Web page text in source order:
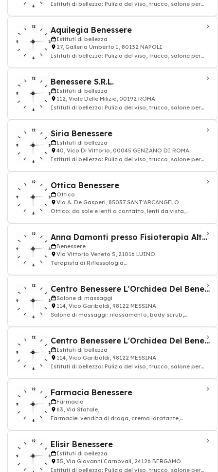
Istituti di bellezza: Pulizia del viso, trucco, salone per
Aquilegia Benessere
Istituti di bellezza
27, Galleria Umberto I, 80132 NAPOLI
Istituti di bellezza: Pulizia del viso, trucco, salone per
Benessere S.R.L.
Istituti di bellezza
112, Viale Delle Milizie, 00192 ROMA
Istituti di bellezza: Pulizia del viso, trucco, salone per
Siria Benessere
Istituti di bellezza
40, Vico Di Vittorio, 00045 GENZANO DI ROMA
Istituti di bellezza: Pulizia del viso, trucco, salone per
Ottica Benessere
Ottico
Via A. De Gasperi, 85037 SANT'ARCANGELO
Ottico: da sole e lenti a contatto, lenti da vista,
Anna Damonti presso Fisioterapia Alto Verbano
Benessere
Via Vittorio Veneto 5, 21016 LUINO
Terapista di Riflessologia
Centro Benessere L'Orchidea Del Benessere
Salone di massaggi
114, Vico Garibaldi, 98122 MESSINA
Salone di massaggi: rilassamento, body scrub,
Centro Benessere L'Orchidea Del Benessere
Istituti di bellezza
114, Vico Garibaldi, 98122 MESSINA
Istituti di bellezza: Pulizia del viso, trucco, salone per
Farmacia Benessere
Farmacia
63, Via Statale,
Farmacie: vendita di droga, crema idratante,
Elisir Benessere
Istituti di bellezza
35, Via Giovanni Carnovali, 24126 BERGAMO
Istituti di bellezza: Pulizia del viso, trucco, salone per